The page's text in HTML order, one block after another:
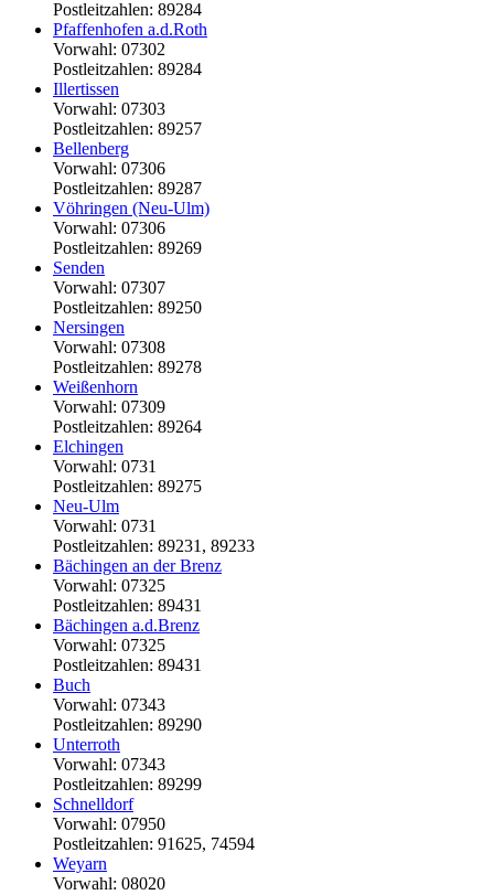
Postleitzahlen: 89284
Pfaffenhofen a.d.Roth
Vorwahl: 07302
Postleitzahlen: 89284
Illertissen
Vorwahl: 07303
Postleitzahlen: 89257
Bellenberg
Vorwahl: 07306
Postleitzahlen: 89287
Vöhringen (Neu-Ulm)
Vorwahl: 07306
Postleitzahlen: 89269
Senden
Vorwahl: 07307
Postleitzahlen: 89250
Nersingen
Vorwahl: 07308
Postleitzahlen: 89278
Weißenhorn
Vorwahl: 07309
Postleitzahlen: 89264
Elchingen
Vorwahl: 0731
Postleitzahlen: 89275
Neu-Ulm
Vorwahl: 0731
Postleitzahlen: 89231, 89233
Bächingen an der Brenz
Vorwahl: 07325
Postleitzahlen: 89431
Bächingen a.d.Brenz
Vorwahl: 07325
Postleitzahlen: 89431
Buch
Vorwahl: 07343
Postleitzahlen: 89290
Unterroth
Vorwahl: 07343
Postleitzahlen: 89299
Schnelldorf
Vorwahl: 07950
Postleitzahlen: 91625, 74594
Weyarn
Vorwahl: 08020